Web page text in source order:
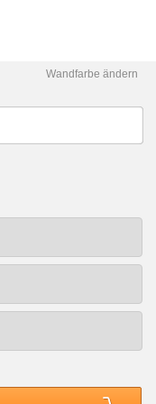
Wandfarbe ändern